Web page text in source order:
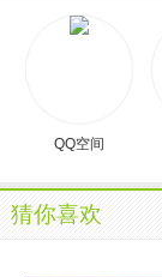
QQ空间
猜你喜欢